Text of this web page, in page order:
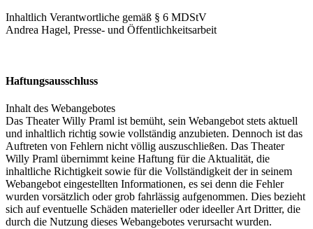
Inhaltlich Verantwortliche gemäß § 6 MDStV
Andrea Hagel, Presse- und Öffentlichkeitsarbeit
Haftungsausschluss
Inhalt des Webangebotes
Das Theater Willy Praml ist bemüht, sein Webangebot stets aktuell
und inhaltlich richtig sowie vollständig anzubieten. Dennoch ist das
Auftreten von Fehlern nicht völlig auszuschließen. Das Theater
Willy Praml übernimmt keine Haftung für die Aktualität, die
inhaltliche Richtigkeit sowie für die Vollständigkeit der in seinem
Webangebot eingestellten Informationen, es sei denn die Fehler
wurden vorsätzlich oder grob fahrlässig aufgenommen. Dies bezieht
sich auf eventuelle Schäden materieller oder ideeller Art Dritter, die
durch die Nutzung dieses Webangebotes verursacht wurden.